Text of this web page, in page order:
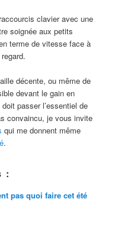
clavier avec une
soignée aux petits
terme de vitesse face à
décente, ou même de
devant le gain en
passer l’essentiel de
convaincu, je vous invite
qui me donnent même
.
:
pas quoi faire cet été